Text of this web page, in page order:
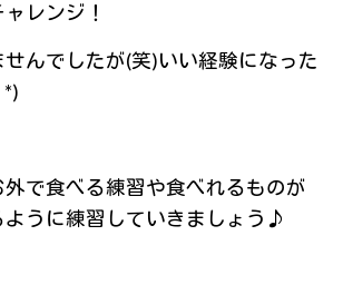
レンジ！
んでしたが(笑)いい経験になった
外で食べる練習や食べれるものが
うに練習していきましょう♪